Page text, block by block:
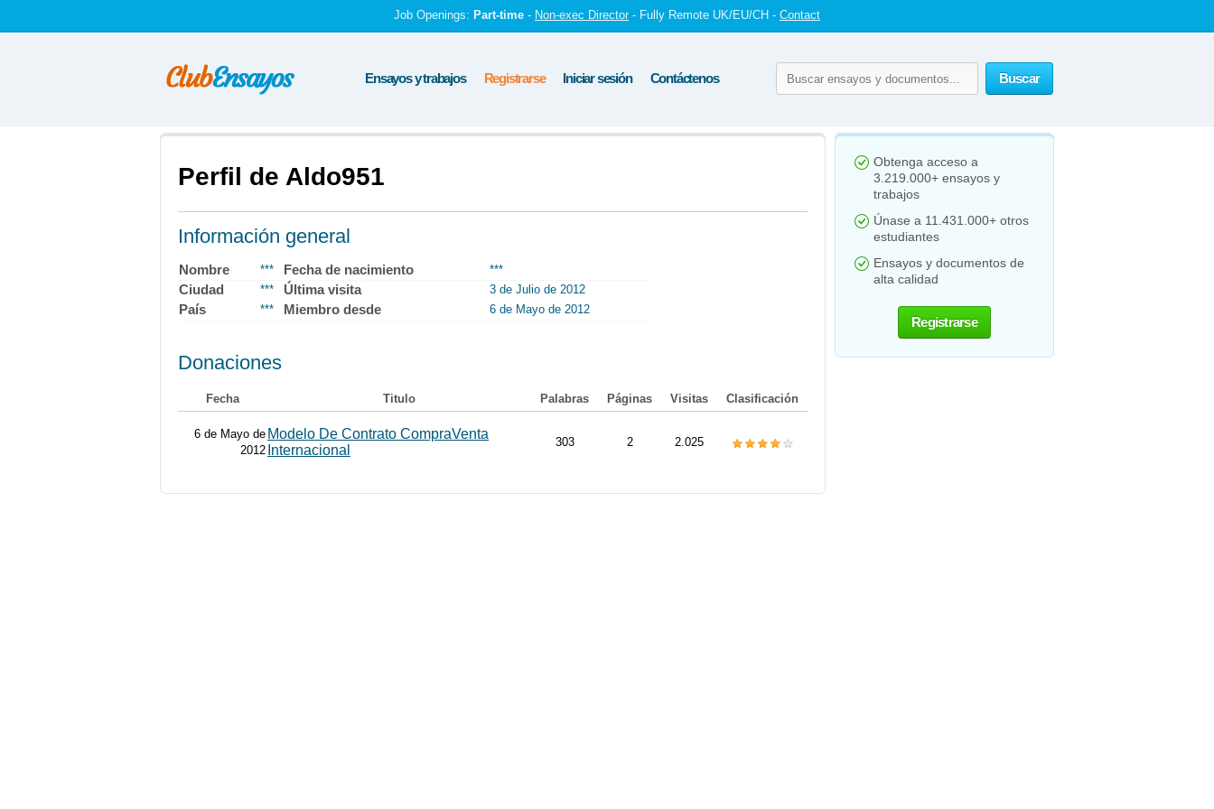
Job Openings: Part-time - Non-exec Director - Fully Remote UK/EU/CH - Contact
Buscar
Ensayos y trabajos Registrarse Iniciar sesión Contáctenos
Perfil de Aldo951
Información general
Nombre *** Fecha de nacimiento ***
Ciudad *** Última visita 3 de Julio de 2012
País *** Miembro desde 6 de Mayo de 2012
Donaciones
Fecha Titulo Palabras Páginas Visitas Clasificación
6 de Mayo de
2012
Modelo De Contrato CompraVenta
Internacional
303 2 2.025
Obtenga acceso a
3.219.000+ ensayos y
trabajos
Únase a 11.431.000+ otros
estudiantes
Ensayos y documentos de
alta calidad
Registrarse